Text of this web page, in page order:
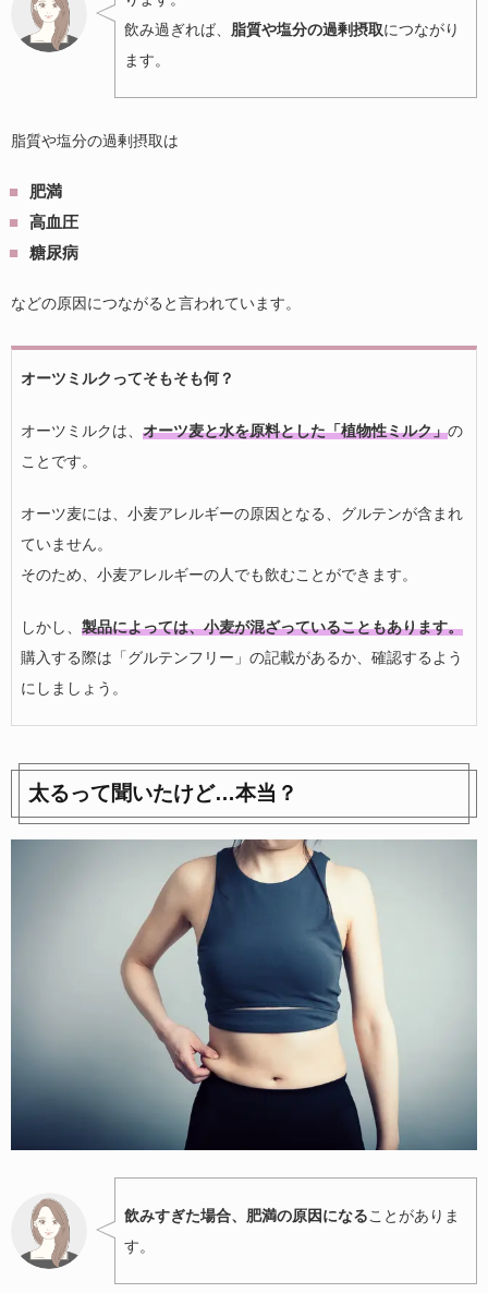
飲み過ぎれば、 脂質や塩分の過剰摂取につながり
ます。
脂質や塩分の過剰摂取は
肥満
高血圧
糖尿病
などの原因につながると言われています。
オーツミルクってそもそも何？
オーツミルクは、 オーツ麦と水を原料とした「植物性ミルク」の
ことです。
オーツ麦には、小麦アレルギーの原因となる、グルテンが含まれ
ていません。
そのため、小麦アレルギーの人でも飲むことができます。
しかし、 製品によっては、小麦が混ざっていることもあります。
購入する際は「グルテンフリー」の記載があるか、確認するよう
にしましょう。
太るって聞いたけど…本当？
飲みすぎた場合、肥満の原因になることがありま
す。